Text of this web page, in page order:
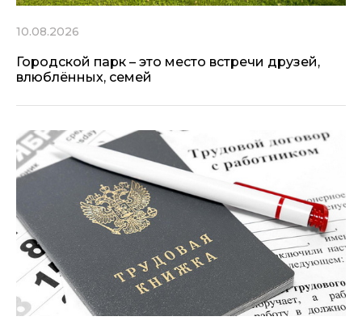
10.08.2026
Городской парк – это место встречи друзей,
влюблённых, семей